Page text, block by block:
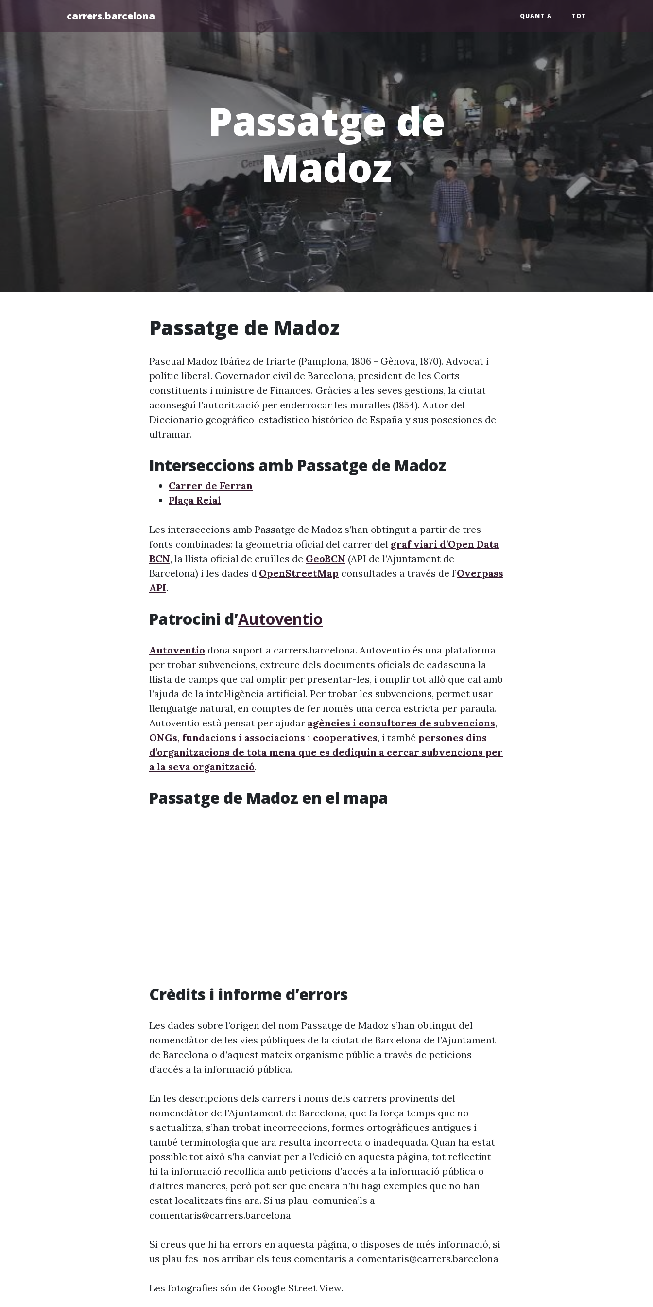
carrers.barcelona QUANT A TOT
Passatge de
Madoz
Passatge de Madoz
Pascual Madoz Ibáñez de Iriarte (Pamplona, 1806 - Gènova, 1870). Advocat i
polític liberal. Governador civil de Barcelona, president de les Corts
constituents i ministre de Finances. Gràcies a les seves gestions, la ciutat
aconseguí l’autorització per enderrocar les muralles (1854). Autor del
Diccionario geográfico-estadístico histórico de España y sus posesiones de
ultramar.
Interseccions amb Passatge de Madoz
Carrer de Ferran
Plaça Reial
Les interseccions amb Passatge de Madoz s’han obtingut a partir de tres
fonts combinades: la geometria oficial del carrer del graf viari d’Open Data
BCN, la llista oficial de cruïlles de GeoBCN (API de l’Ajuntament de
Barcelona) i les dades d’OpenStreetMap consultades a través de l’Overpass
API.
Patrocini d’Autoventio
Autoventio dona suport a carrers.barcelona. Autoventio és una plataforma
per trobar subvencions, extreure dels documents oficials de cadascuna la
llista de camps que cal omplir per presentar-les, i omplir tot allò que cal amb
l’ajuda de la intel·ligència artificial. Per trobar les subvencions, permet usar
llenguatge natural, en comptes de fer només una cerca estricta per paraula.
Autoventio està pensat per ajudar agències i consultores de subvencions,
ONGs, fundacions i associacions i cooperatives, i també persones dins
d’organitzacions de tota mena que es dediquin a cercar subvencions per
a la seva organització.
Passatge de Madoz en el mapa
Crèdits i informe d’errors
Les dades sobre l’origen del nom Passatge de Madoz s’han obtingut del
nomenclàtor de les vies públiques de la ciutat de Barcelona de l’Ajuntament
de Barcelona o d’aquest mateix organisme públic a través de peticions
d’accés a la informació pública.
En les descripcions dels carrers i noms dels carrers provinents del
nomenclàtor de l’Ajuntament de Barcelona, que fa força temps que no
s’actualitza, s’han trobat incorreccions, formes ortogràfiques antigues i
també terminologia que ara resulta incorrecta o inadequada. Quan ha estat
possible tot això s’ha canviat per a l’edició en aquesta pàgina, tot reflectint-
hi la informació recollida amb peticions d’accés a la informació pública o
d’altres maneres, però pot ser que encara n’hi hagi exemples que no han
estat localitzats fins ara. Si us plau, comunica’ls a
comentaris@carrers.barcelona
Si creus que hi ha errors en aquesta pàgina, o disposes de més informació, si
us plau fes-nos arribar els teus comentaris a comentaris@carrers.barcelona
Les fotografies són de Google Street View.